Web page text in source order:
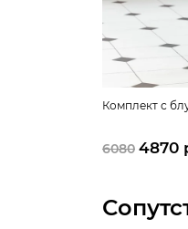
Комплект с
6080 4870